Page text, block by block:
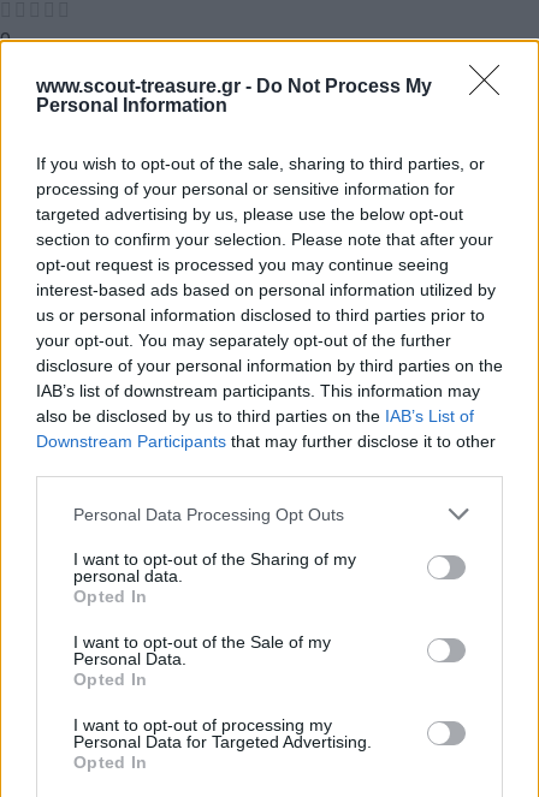
www.scout-treasure.gr - Do Not Process My
Personal Information
If you wish to opt-out of the sale, sharing to third parties, or
processing of your personal or sensitive information for
targeted advertising by us, please use the below opt-out
section to confirm your selection. Please note that after your
opt-out request is processed you may continue seeing
interest-based ads based on personal information utilized by
us or personal information disclosed to third parties prior to
your opt-out. You may separately opt-out of the further
disclosure of your personal information by third parties on the
IAB’s list of downstream participants. This information may
also be disclosed by us to third parties on the IAB’s List of
Downstream Participants that may further disclose it to other
Please note that this website/app uses one or more Google
not limited to your visit or usage behaviour. You may click to
grant or deny consent to Google and its third-party tags to
use your data for below specified purposes in below Google
consent section.
Personal Data Processing Opt Outs
I want to opt-out of the Sharing of my
personal data.
Opted In
I want to opt-out of the Sale of my
Personal Data.
Opted In
I want to opt-out of processing my
Personal Data for Targeted Advertising.
Opted In
0
Αξιολογήσεις
Δεν υπάρχει καμία αξιολόγηση ακόμη.
Κάνετε την πρώτη αξιολόγηση για το προϊόν: “Η αλυσίδα”
Η ηλ. διεύθυνση σας δεν δημοσιεύεται. Τα υποχρεωτικά πεδία
σημειώνονται με*
Η αξιολόγησή σας*